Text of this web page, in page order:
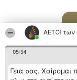
ΑΕΤΟΊ των
05:54
Γεια σας.